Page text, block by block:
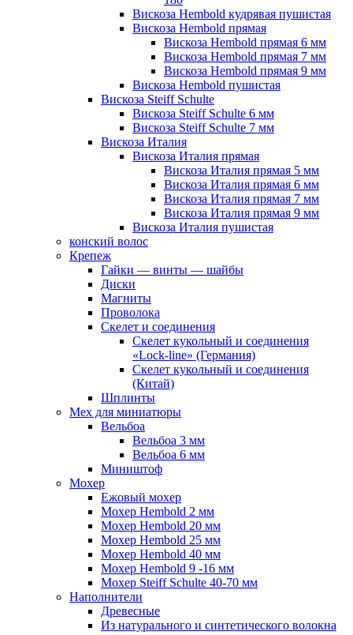
Вискоза Hembold кудрявая пушистая
Вискоза Hembold прямая
Вискоза Hembold прямая 6 мм
Вискоза Hembold прямая 7 мм
Вискоза Hembold прямая 9 мм
Вискоза Hembold пушистая
Вискоза Steiff Schulte
Вискоза Steiff Schulte 6 мм
Вискоза Steiff Schulte 7 мм
Вискоза Италия
Вискоза Италия прямая
Вискоза Италия прямая 5 мм
Вискоза Италия прямая 6 мм
Вискоза Италия прямая 7 мм
Вискоза Италия прямая 9 мм
Вискоза Италия пушистая
конский волос
Крепеж
Гайки — винты — шайбы
Диски
Магниты
Проволока
Скелет и соединения
Скелет кукольный и соединения
«Lock-line» (Германия)
Скелет кукольный и соединения
(Китай)
Шплинты
Мех для миниатюры
Вельбоа
Вельбоа 3 мм
Вельбоа 6 мм
Миништоф
Мохер
Ежовый мохер
Мохер Hembold 2 мм
Мохер Hembold 20 мм
Мохер Hembold 25 мм
Мохер Hembold 40 мм
Мохер Hembold 9 -16 мм
Мохер Steiff Schulte 40-70 мм
Наполнители
Древесные
Из натурального и синтетического волокна